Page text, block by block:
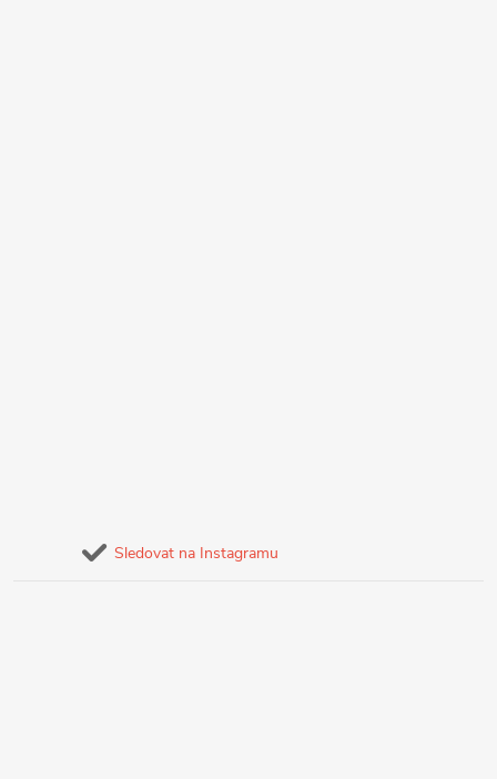
Sledovat na Instagramu